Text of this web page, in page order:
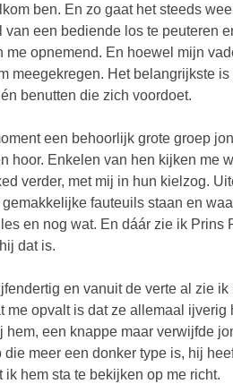
ben. En zo gaat het steeds
een bediende los te peuteren
opnemend. En hoewel mijn
meegekregen. Het belangrijkste
benutten die zich voordoet.
een behoorlijk grote groep
hoor. Enkelen van hen kijken me
verder, met mij in hun kielzog.
fauteuils staan en
en nog wat. En dáár zie ik
dat is.
en vanuit de verte al zie
me opvalt is dat ze allemaal
hem, een knappe maar verwijfde
meer een donker type is, hij
hem sta te bekijken op me richt.